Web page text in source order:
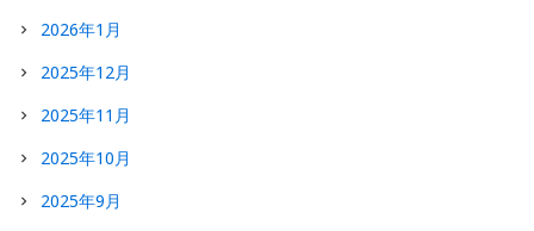
2026年1月
2025年12月
2025年11月
2025年10月
2025年9月